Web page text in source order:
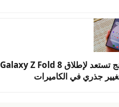
سامسونج تستعد لإطلاق Galaxy Z Fold 8